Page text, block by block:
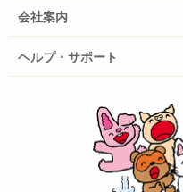
会社案内
ヘルプ・サポート